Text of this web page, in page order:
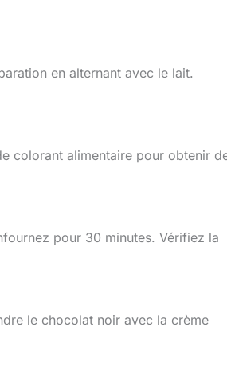
en alternant avec le lait.
colorant alimentaire pour obtenir
pour 30 minutes. Vérifiez la
le chocolat noir avec la crème